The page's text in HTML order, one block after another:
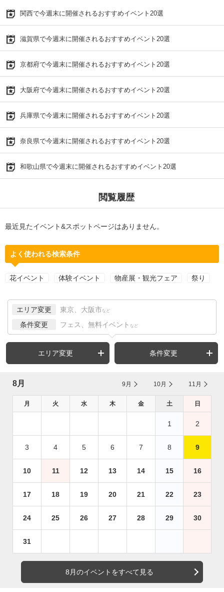
関西で今週末に開催されるおすすめイベント20選
滋賀県で今週末に開催されるおすすめイベント20選
京都府で今週末に開催されるおすすめイベント20選
大阪府で今週末に開催されるおすすめイベント20選
兵庫県で今週末に開催されるおすすめイベント20選
奈良県で今週末に開催されるおすすめイベント20選
和歌山県で今週末に開催されるおすすめイベント20選
閲覧履歴
最近見たイベント&スポットページはありません。
よく使われる検索条件
花イベント 体験イベント 物産展・観光フェア 祭り
エリア変更 東京、大阪市 など
条件変更 フェス、無料イベント など
エリア変更 条件変更
8月 9月 10月 11月
月 火 水 木 金 土 日
1 2
3 4 5 6 7 8 9
10 11 12 13 14 15 16
17 18 19 20 21 22 23
24 25 26 27 28 29 30
31
8月のイベントをすべて見る